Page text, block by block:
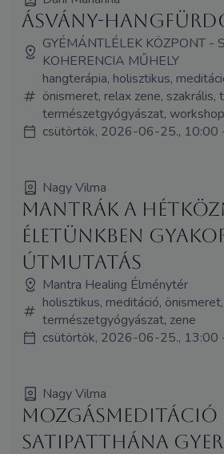
Ásvány-
GYÉMÁNTLÉLEK KÖZPONT -
KOHERENCIA MŰHELY
hangterápia, holisztikus,
önismeret, relax zene, szakrális,
természetgyógyászat,
csütörtök, 2026-06-25., 10:00
Nagy Vilma
Mantrák a
életünkben
útmutatás
Mantra Healing Élménytér
holisztikus, meditáció,
természetgyógyászat, zene
csütörtök, 2026-06-25., 13:00
Nagy Vilma
Mozgásmeditáció
Satipatthána